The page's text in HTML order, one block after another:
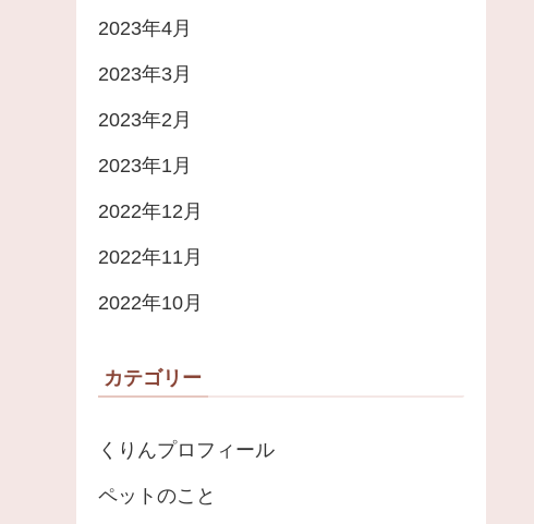
2023年4月
2023年3月
2023年2月
2023年1月
2022年12月
2022年11月
2022年10月
カテゴリー
くりんプロフィール
ペットのこと